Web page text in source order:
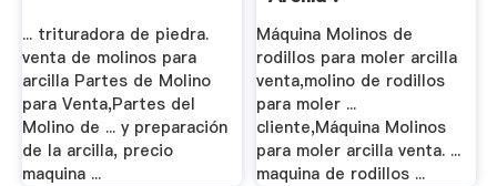
... trituradora de piedra.
venta de molinos para
arcilla Partes de Molino
para Venta,Partes del
Molino de ... y preparación
de la arcilla, precio
maquina ...
Máquina Molinos de
rodillos para moler arcilla
venta,molino de rodillos
para moler ...
cliente,Máquina Molinos
para moler arcilla venta. ...
maquina de rodillos ...